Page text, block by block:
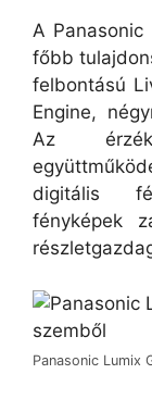
A
főbb
felbontású
Engine,
Az
digitális
fényképek
Panasonic Lumix